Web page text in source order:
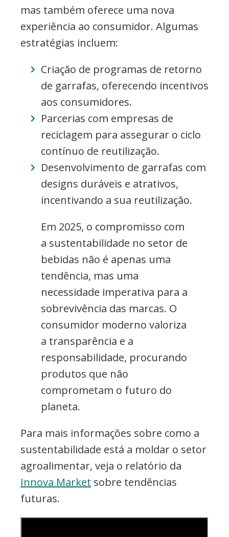
mas também oferece uma nova
experiência ao consumidor. Algumas
estratégias incluem:
Criação de programas de retorno
de garrafas, oferecendo incentivos
aos consumidores.
Parcerias com empresas de
reciclagem para assegurar o ciclo
contínuo de reutilização.
Desenvolvimento de garrafas com
designs duráveis e atrativos,
incentivando a sua reutilização.
Em 2025, o compromisso com
a sustentabilidade no setor de
bebidas não é apenas uma
tendência, mas uma
necessidade imperativa para a
sobrevivência das marcas. O
consumidor moderno valoriza
a transparência e a
responsabilidade, procurando
produtos que não
comprometam o futuro do
planeta.
Para mais informações sobre como a
sustentabilidade está a moldar o setor
agroalimentar, veja o relatório da
Innova Market sobre tendências
futuras.